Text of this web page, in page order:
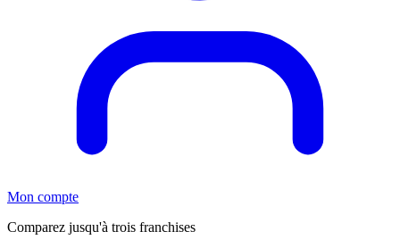
Mon compte
Comparez jusqu'à trois franchises